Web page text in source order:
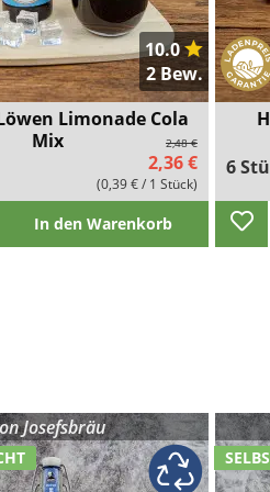
10.0
2 Bew.
Limonade Cola
Mix
2,48 €
2,36 €
(0,39 € / 1 Stück)
In den Warenkorb
6
Josefsbräu